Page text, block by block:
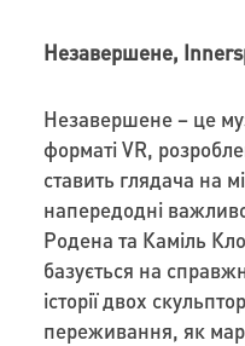
Незавершене,
Незавершене – це
форматі VR,
ставить глядача на
напередодні
Родена та Каміль
базується на
історії двох
переживання, як